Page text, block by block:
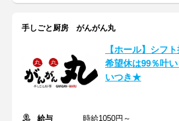
手しごと厨房 がんがん丸
【ホール】シフ
希望休は99％叶
いつき★
給与 時給1050円～